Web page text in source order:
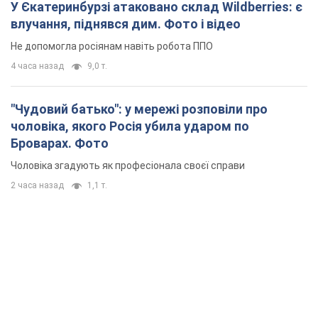
У Єкатеринбурзі атаковано склад Wildberries: є
влучання, піднявся дим. Фото і відео
Не допомогла росіянам навіть робота ППО
4 часа назад 9,0 т.
"Чудовий батько": у мережі розповіли про
чоловіка, якого Росія убила ударом по
Броварах. Фото
Чоловіка згадують як професіонала своєї справи
2 часа назад 1,1 т.